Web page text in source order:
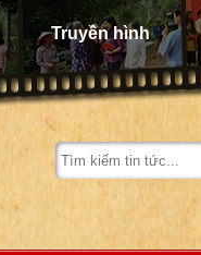
Truyền hình